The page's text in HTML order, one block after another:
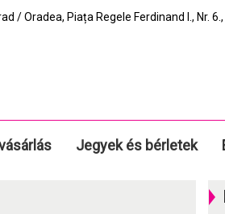
/ Oradea, Piața Regele Ferdinand I., Nr. 6.,
Jegyek és bérletek